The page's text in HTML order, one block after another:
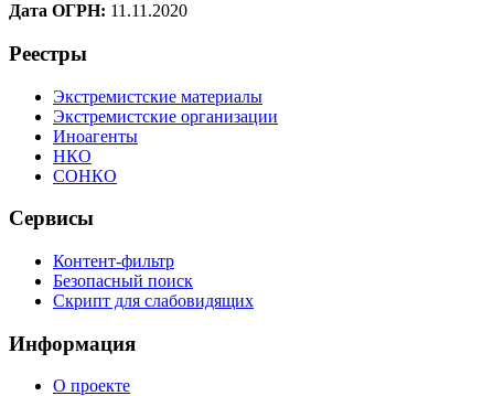
Дата ОГРН: 11.11.2020
Реестры
Экстремистские материалы
Экстремистские организации
Иноагенты
НКО
СОНКО
Сервисы
Контент-фильтр
Безопасный поиск
Скрипт для слабовидящих
Информация
О проекте